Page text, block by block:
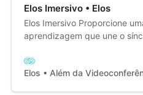
Elos Imersivo • Elos
Elos Imersivo​ Proporcione
aprendizagem que une o
https://youtu.be/wFoirPsnfvQ
WorkAdventure e a B42,